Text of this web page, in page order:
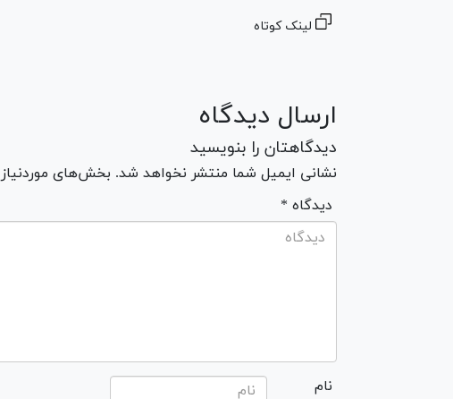
لینک کوتاه
ارسال دیدگاه
دیدگاهتان را بنویسید
نشانی ایمیل شما منتشر نخواهد شد. بخش‌های
* دیدگاه
نام